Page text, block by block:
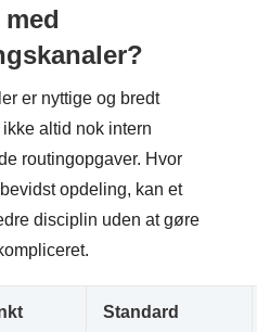
er nyttige og bredt
altid nok intern
routingopgaver. Hvor
opdeling, kan et
disciplin uden at gøre
Standard